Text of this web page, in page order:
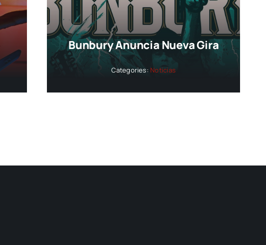
Bunbury Anuncia Nueva Gira
Categories: Noticias